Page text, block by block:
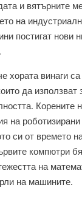
и вятърните
на
постигат нови
хората винаги
да
Корените
на
си от времето
компютри
на
на машините.